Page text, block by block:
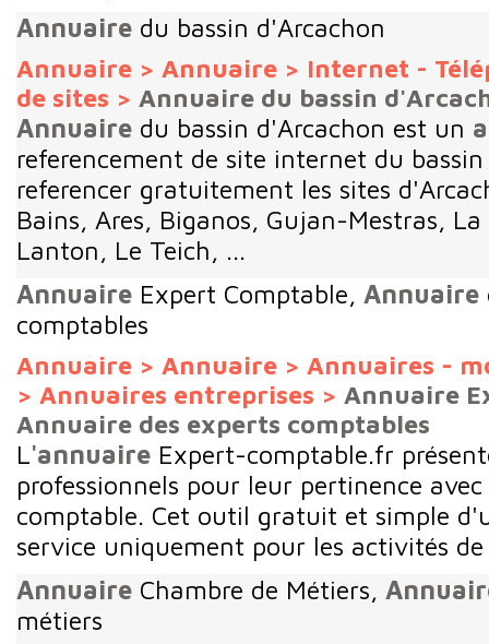
Annuaire du bassin d'Arcachon
Annuaire > Annuaire > Internet -
de sites > Annuaire du bassin
Annuaire du bassin d'Arcachon est un
referencement de site internet du
referencer gratuitement les sites
Bains, Ares, Biganos, Gujan-Mestras,
Lanton, Le Teich, ...
Annuaire Expert Comptable, Annuaire
comptables
Annuaire > Annuaire > Annuaires -
> Annuaires entreprises > Annuaire
Annuaire des experts comptables
L 'annuaire Expert-comptable.fr
professionnels pour leur pertinence
comptable. Cet outil gratuit et simple
service uniquement pour les activités
Annuaire Chambre de Métiers,
métiers